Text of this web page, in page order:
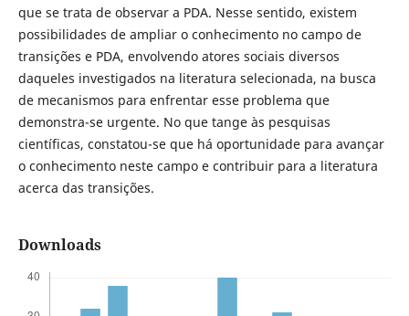
que se trata de observar a PDA. Nesse sentido, existem
possibilidades de ampliar o conhecimento no campo de
transições e PDA, envolvendo atores sociais diversos
daqueles investigados na literatura selecionada, na busca
de mecanismos para enfrentar esse problema que
demonstra-se urgente. No que tange às pesquisas
científicas, constatou-se que há oportunidade para avançar
o conhecimento neste campo e contribuir para a literatura
acerca das transições.
Downloads